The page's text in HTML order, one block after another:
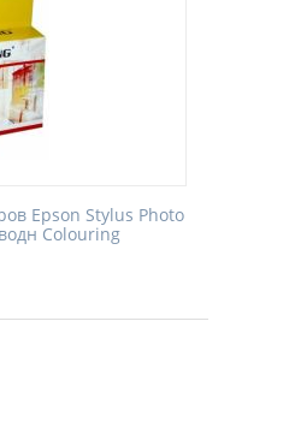
Epson Stylus Photo
Colouring